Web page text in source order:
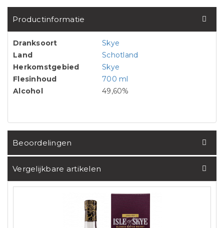
Productinformatie
Dranksoort
Skye
Land
Schotland
Herkomstgebied
Skye
Flesinhoud
700 ml
Alcohol
49,60%
Beoordelingen
Vergelijkbare artikelen